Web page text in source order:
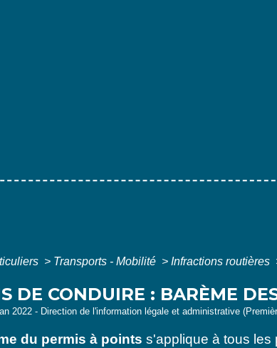
> Transports - Mobilité > Infractions routières
DE CONDUIRE : BARÈME
2022 - Direction de l'information légale et administrative
du permis à points s'applique à tous les